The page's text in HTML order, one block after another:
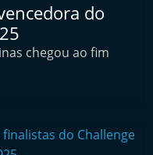
do
chegou ao fim